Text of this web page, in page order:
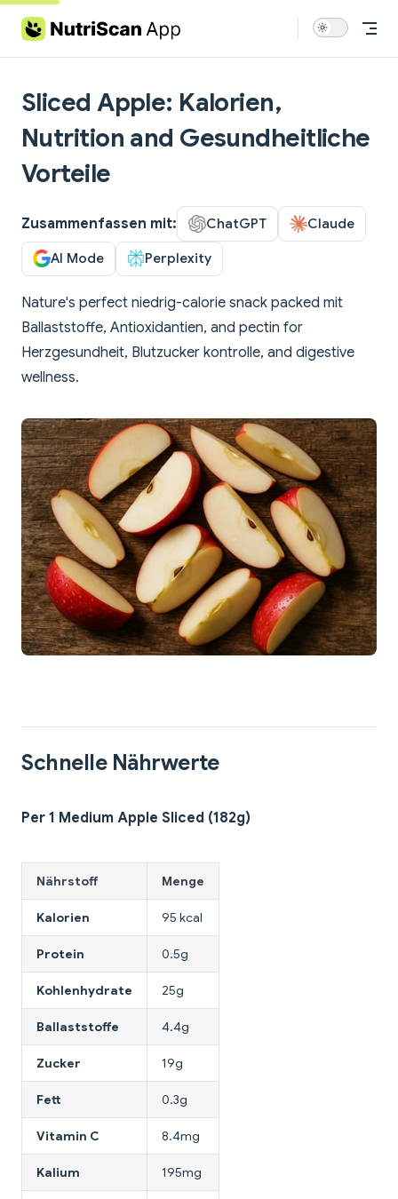
Skip to content
Sliced Apple: Kalorien,
Nutrition and Gesundheitliche
Vorteile
Zusammenfassen mit: ChatGPT Claude
AI Mode Perplexity
Nature's perfect niedrig-calorie snack packed mit
Ballaststoffe, Antioxidantien, and pectin for
Herzgesundheit, Blutzucker kontrolle, and digestive
wellness.
Schnelle Nährwerte
Per 1 Medium Apple Sliced (182g)
Nährstoff Menge
Kalorien 95 kcal
Protein 0.5g
Kohlenhydrate 25g
Ballaststoffe 4.4g
Zucker 19g
Fett 0.3g
Vitamin C 8.4mg
Kalium 195mg